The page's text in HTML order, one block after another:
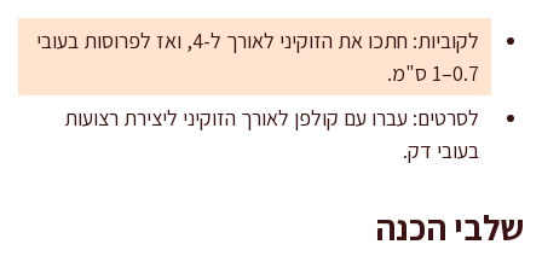
לקוביות: חתכו את הזוקיני לאורך ל-4, ואז לפרוסות בעובי
0.7–1 ס"מ.
לסרטים: עברו עם קולפן לאורך הזוקיני ליצירת רצועות
בעובי דק.
שלבי הכנה